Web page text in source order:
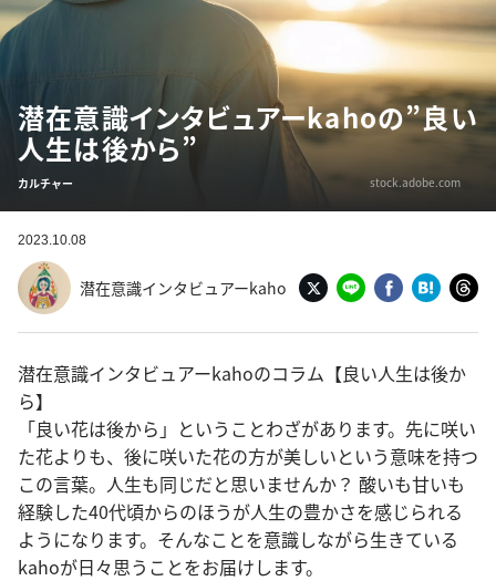
潜在意識インタビュアーkahoの”良い
人生は後から”
カルチャー stock.adobe.com
2023.10.08
潜在意識インタビュアーkaho
潜在意識インタビュアーkahoのコラム【良い人生は後か
ら】
「良い花は後から」ということわざがあります。先に咲い
た花よりも、後に咲いた花の方が美しいという意味を持つ
この言葉。人生も同じだと思いませんか？ 酸いも甘いも
経験した40代頃からのほうが人生の豊かさを感じられる
ようになります。そんなことを意識しながら生きている
kahoが日々思うことをお届けします。